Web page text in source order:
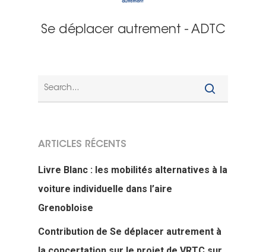
Se déplacer autrement - ADTC
ARTICLES RÉCENTS
Livre Blanc : les mobilités alternatives à la
voiture individuelle dans l’aire
Grenobloise
Contribution de Se déplacer autrement à